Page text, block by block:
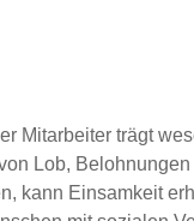
Mitarbeiter trägt
Lob,
kann Einsamkeit